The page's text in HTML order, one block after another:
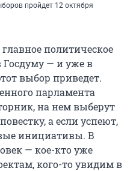
пройдет 12 октября
политическое
— и уже в
выбор приведет.
парламента
на нем выберут
а если успеют,
инициативы. В
— кое-кто уже
кого-то увидим в